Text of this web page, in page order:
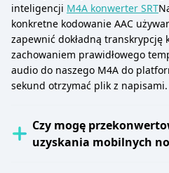
inteligencji M4A konwerter SRT
konkretne kodowanie AAC
zapewnić dokładną transkrypcję
zachowaniem prawidłowego
audio do naszego M4A do
sekund otrzymać plik z napisami.
Czy mogę
uzyskania mobilnych